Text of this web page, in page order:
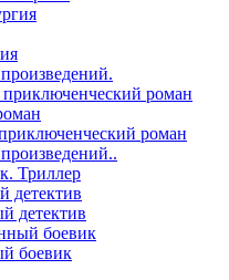
роман
роман
Триллер
детектив
детектив
боевик
боевик